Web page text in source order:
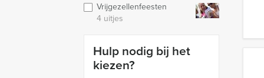
Vrijgezellenfeesten
4 uitjes
Hulp nodig bij het
kiezen?